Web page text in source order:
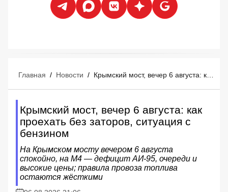
Главная / Новости / Крымский мост, вечер 6 августа: как проехать без заторов, ситуация с бензином
Крымский мост, вечер 6 августа: как
проехать без заторов, ситуация с
бензином
На Крымском мосту вечером 6 августа
спокойно, на М4 — дефицит АИ‑95, очереди и
высокие цены; правила провоза топлива
остаются жёсткими